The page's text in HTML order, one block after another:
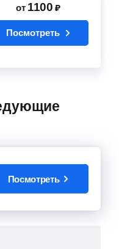
от 1100 ₽
Посмотреть
Посмотреть